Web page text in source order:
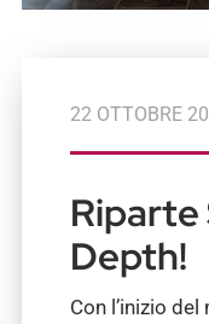
22 OTTOBRE
Riparte
Depth!
Con l’inizio